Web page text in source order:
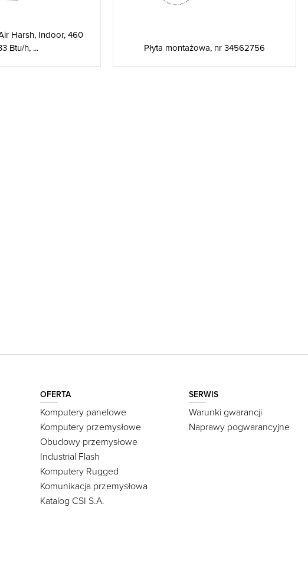
Harsh, Indoor, 460
Btu/h, ...
Płyta montażowa, nr 34562756
OFERTA
Komputery panelowe
Komputery przemysłowe
Obudowy przemysłowe
Industrial Flash
Komputery Rugged
Komunikacja przemysłowa
Katalog CSI S.A.
SERWIS
Warunki gwarancji
Naprawy pogwarancyjne